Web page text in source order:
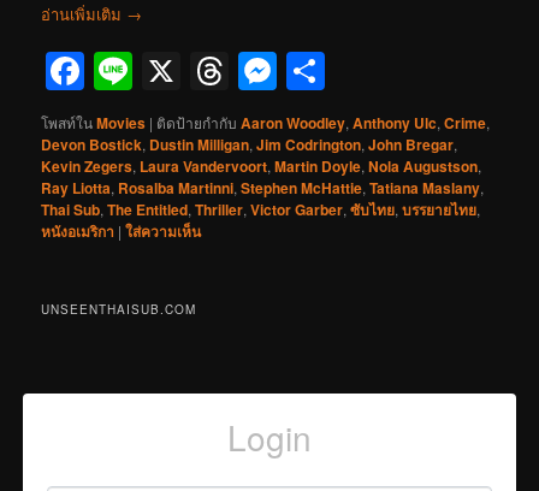
อ่านเพิ่มเติม →
Facebook
Line
X Threads
Messenger
โพสท์ในMovies | ติดป้ายกำกับ Aaron Woodley,Anthony Ulc,Crime,
Devon Bostick, Dustin Milligan,Jim Codrington,John Bregar,
Kevin Zegers, Laura Vandervoort,Martin Doyle,Nola Augustson,
Ray Liotta, Rosalba Martinni,Stephen McHattie,Tatiana Maslany,
Thai Sub,The Entitled,Thriller,Victor Garber,ซับไทย,บรรยายไทย,
หนังอเมริกา |ใส่ความเห็น
UNSEENTHAISUB.COM
Login